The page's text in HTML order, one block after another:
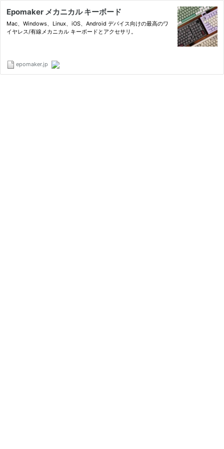
Epomaker メカニカル キーボード
Mac、Windows、Linux、iOS、Android デバイス向けの最高のワ
イヤレス/有線メカニカル キーボードとアクセサリ。
epomaker.jp